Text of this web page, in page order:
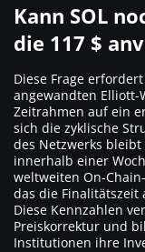
Kann SOL
die 117 $
Diese Frage
angewandten
Zeitrahmen auf ein
sich die zyklische
des Netzwerks bleibt
innerhalb einer
weltweiten On-
das die Finalitätszeit
Diese Kennzahlen
Preiskorrektur und
Institutionen ihre